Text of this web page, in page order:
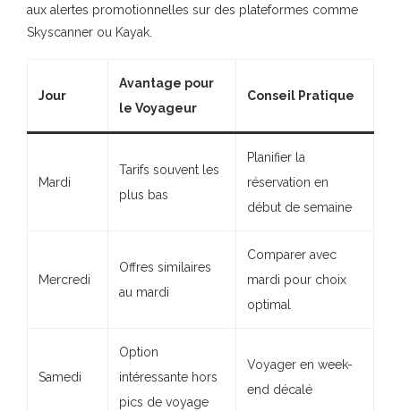
aux alertes promotionnelles sur des plateformes comme
Skyscanner ou Kayak.
Jour
Avantage pour
le Voyageur
Conseil Pratique
Mardi
Tarifs souvent les
plus bas
Planifier la
réservation en
début de semaine
Mercredi
Offres similaires
au mardi
Comparer avec
mardi pour choix
optimal
Samedi
Option
intéressante hors
pics de voyage
Voyager en week-
end décalé